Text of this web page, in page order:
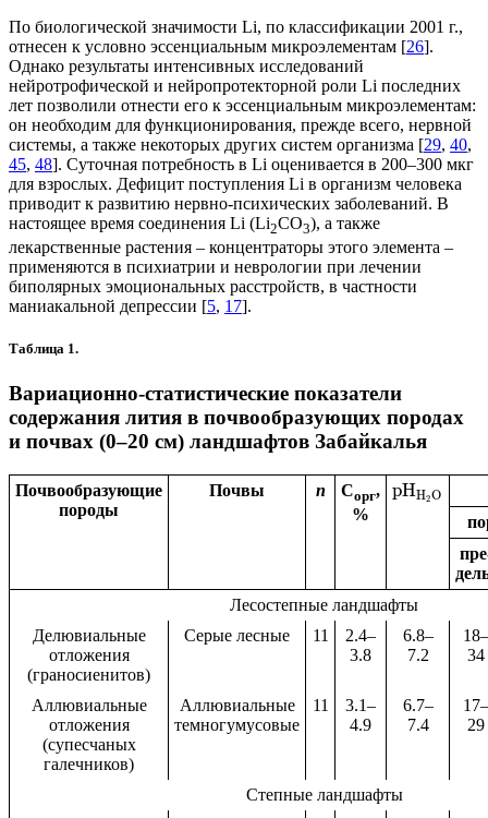
По биологической значимости Li, по классификации 2001 г.,
отнесен к условно эссенциальным микроэлементам [26].
Однако результаты интенсивных исследований
нейротрофической и нейропротекторной роли Li последних
лет позволили отнести его к эссенциальным микроэлементам:
он необходим для функционирования, прежде всего, нервной
системы, а также некоторых других систем организма [29, 40,
45, 48]. Суточная потребность в Li оценивается в 200–300 мкг
для взрослых. Дефицит поступления Li в организм человека
приводит к развитию нервно-психических заболеваний. В
настоящее время соединения Li (Li2CO3), а также
лекарственные растения – концентраторы этого элемента –
применяются в психиатрии и неврологии при лечении
биполярных эмоциональных расстройств, в частности
маниакальной депрессии [5, 17].
Таблица 1.
Вариационно-статистические показатели
содержания лития в почвообразующих породах
и почвах (0–20 см) ландшафтов Забайкалья
Почвообразующие
породы
Почвы n Сорг,
%
pHH2O
Лесостепные ландшафты
Делювиальные
отложения
(граносиенитов)
Серые лесные 11
2.4–
3.8
6.8–
7.2
18–
34
Аллювиальные
отложения
(супесчаных
галечников)
Аллювиальные
темногумусовые
11
3.1–
4.9
6.7–
7.4
17–
29
Степные ландшафты